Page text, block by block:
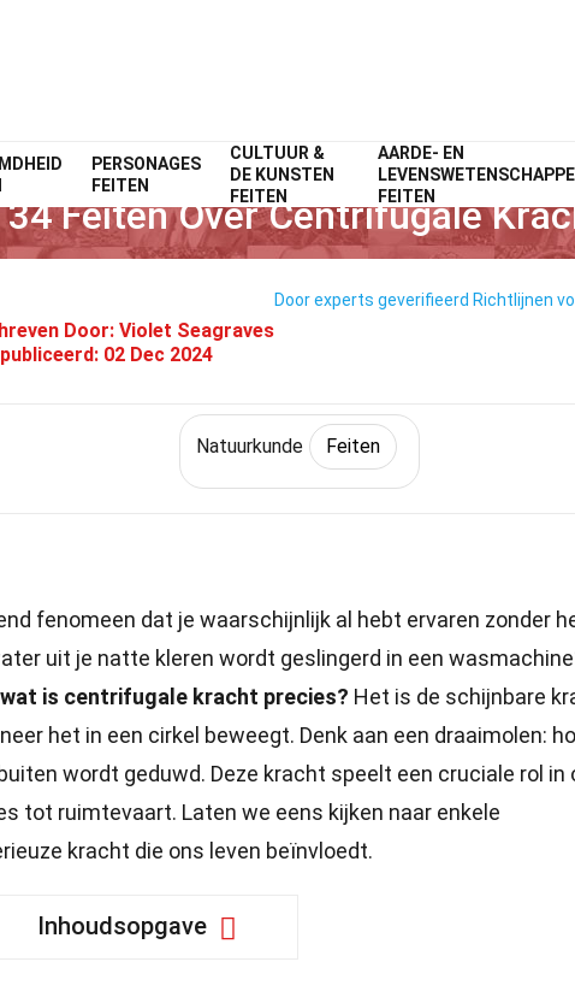
PERSONAGES
FEITEN
CULTUUR &
DE KUNSTEN
FEITEN
AARDE- EN
FEITEN
Home WetenschapFeiten NatuurkundeFeiten
34 Feiten Over Centrifugale
Door: Violet Seagraves
02 Dec 2024
Door experts geverifieerd Richtlijnen
Natuurkunde Feiten
fenomeen dat je waarschijnlijk al hebt ervaren zonder
uit je natte kleren wordt geslingerd in een
is centrifugale kracht precies? Het is de schijnbare
het in een cirkel beweegt. Denk aan een draaimolen:
wordt geduwd. Deze kracht speelt een cruciale rol in
tot ruimtevaart. Laten we eens kijken naar enkele
kracht die ons leven beïnvloedt.
Inhoudsopgave